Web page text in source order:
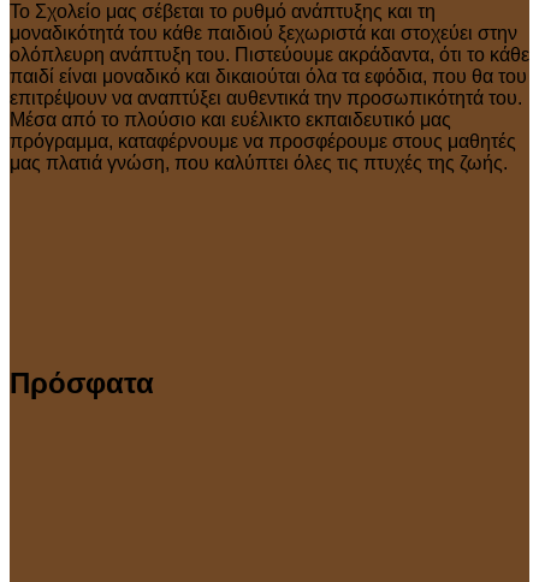
Το Σχολείο μας σέβεται το ρυθμό ανάπτυξης και τη
μοναδικότητά του κάθε παιδιού ξεχωριστά και στοχεύει στην
ολόπλευρη ανάπτυξη του. Πιστεύουμε ακράδαντα, ότι το κάθε
παιδί είναι μοναδικό και δικαιούται όλα τα εφόδια, που θα του
επιτρέψουν να αναπτύξει αυθεντικά την προσωπικότητά του.
Μέσα από το πλούσιο και ευέλικτο εκπαιδευτικό μας
πρόγραμμα, καταφέρνουμε να προσφέρουμε στους μαθητές
μας πλατιά γνώση, που καλύπτει όλες τις πτυχές της ζωής.
Πρόσφατα